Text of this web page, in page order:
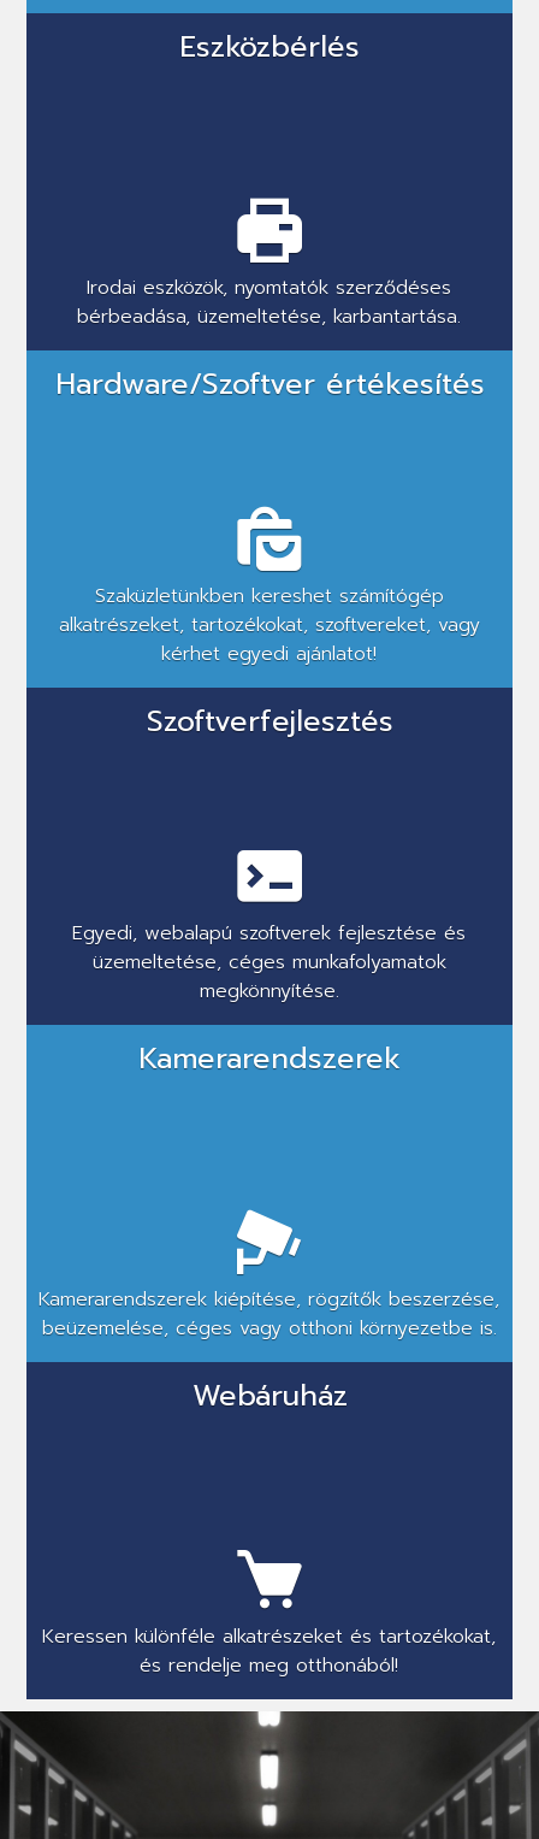
Eszközbérlés
Irodai eszközök, nyomtatók szerződéses
bérbeadása, üzemeltetése, karbantartása.
Hardware/Szoftver értékesítés
Szaküzletünkben kereshet számítógép
alkatrészeket, tartozékokat, szoftvereket, vagy
kérhet egyedi ajánlatot!
Szoftverfejlesztés
Egyedi, webalapú szoftverek fejlesztése és
üzemeltetése, céges munkafolyamatok
megkönnyítése.
Kamerarendszerek
Kamerarendszerek kiépítése, rögzítők beszerzése,
beüzemelése, céges vagy otthoni környezetbe is.
Webáruház
Keressen különféle alkatrészeket és tartozékokat,
és rendelje meg otthonából!